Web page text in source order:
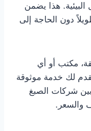
هذا يضمن
دون الحاجة إلى
مكتب أو أي
لك خدمة موثوقة
بين شركات الصبغ
والسعر.